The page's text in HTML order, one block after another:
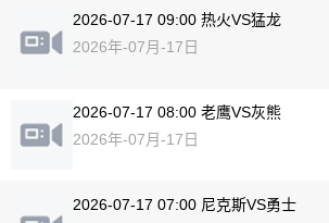
2026-07-17 09:00 热火VS猛龙
2026年-07月-17日
2026-07-17 08:00 老鹰VS灰熊
2026年-07月-17日
2026-07-17 07:00 尼克斯VS勇士